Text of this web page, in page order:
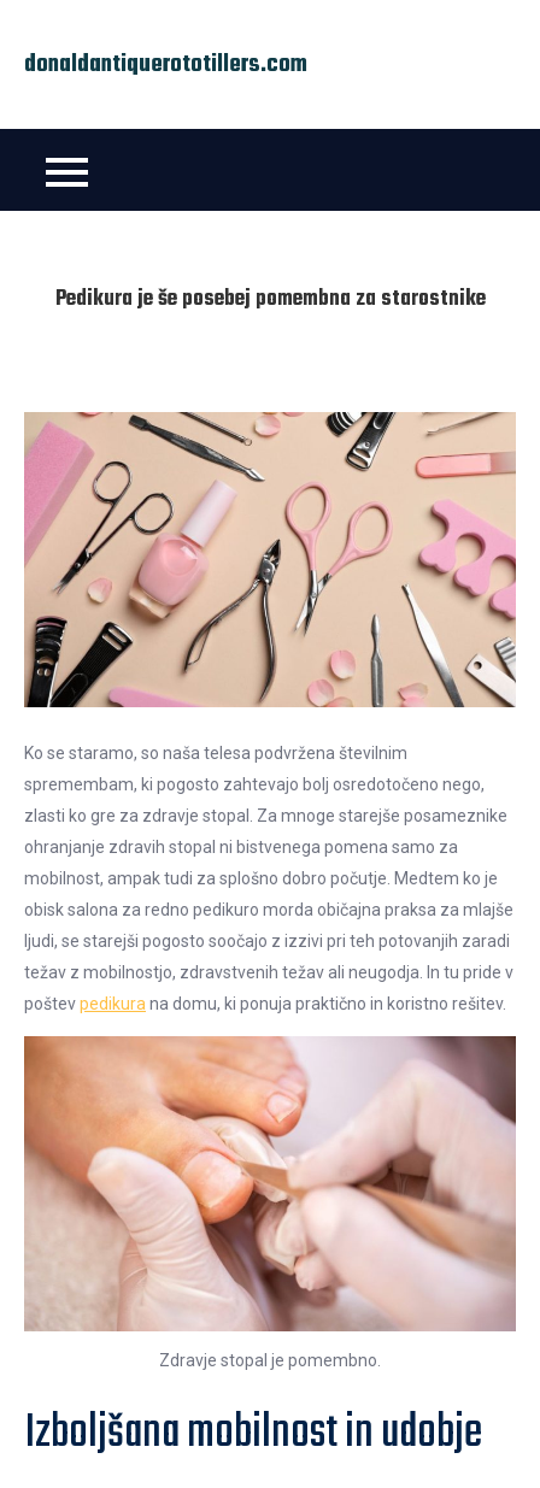
content
donaldantiquerototillers.com
Pedikura je še posebej pomembna za starostnike
Ko se staramo, so naša telesa podvržena številnim
spremembam, ki pogosto zahtevajo bolj osredotočeno nego,
zlasti ko gre za zdravje stopal. Za mnoge starejše posameznike
ohranjanje zdravih stopal ni bistvenega pomena samo za
mobilnost, ampak tudi za splošno dobro počutje. Medtem ko je
obisk salona za redno pedikuro morda običajna praksa za mlajše
ljudi, se starejši pogosto soočajo z izzivi pri teh potovanjih zaradi
težav z mobilnostjo, zdravstvenih težav ali neugodja. In tu pride v
poštevpedikura na domu, ki ponuja praktično in koristno rešitev.
Zdravje stopal je pomembno.
Izboljšana mobilnost in udobje